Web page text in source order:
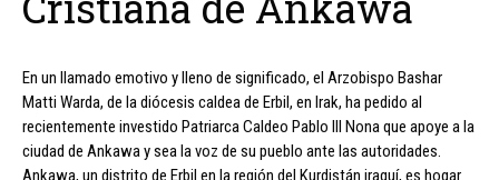
En un llamado emotivo y lleno de significado, el Arzobispo Bashar
Matti Warda, de la diócesis caldea de Erbil, en Irak, ha pedido al
recientemente investido Patriarca Caldeo Pablo III Nona que apoye a la
ciudad de Ankawa y sea la voz de su pueblo ante las autoridades.
Ankawa, un distrito de Erbil en la región del Kurdistán iraquí, es hogar